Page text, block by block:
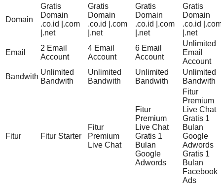
Domain
Gratis
Domain
.co.id |.com
|.net
Gratis
Domain
.co.id |.com
|.net
Gratis
Domain
.co.id |.com
|.net
Gratis
Domain
.co.id
|.net
Email
2 Email
Account
4 Email
Account
6 Email
Account
Unlimited
Email
Account
Bandwith
Unlimited
Bandwith
Unlimited
Bandwith
Unlimited
Bandwith
Unlimited
Bandwith
Fitur Fitur Starter
Fitur
Premium
Live Chat
Fitur
Premium
Live Chat
Gratis 1
Bulan
Google
Adwords
Fitur
Premium
Live Chat
Gratis 1
Bulan
Google
Adwords
Gratis 1
Bulan
Facebook
Ads